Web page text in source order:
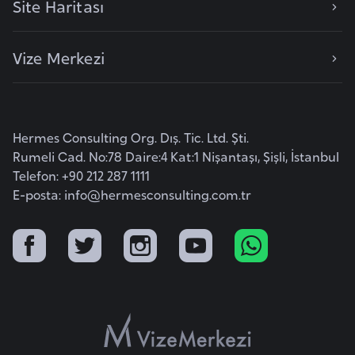
Site Haritası
Vize Merkezi
Hermes Consulting Org. Dış. Tic. Ltd. Şti.
Rumeli Cad. No:78 Daire:4 Kat:1 Nişantaşı, Şişli, İstanbul
Telefon: +90 212 287 1111
E-posta: info@hermesconsulting.com.tr
F
s
a
d
Ç
e
k